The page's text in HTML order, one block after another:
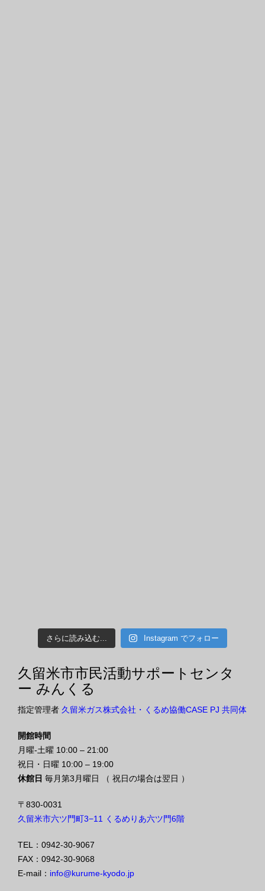
さらに読み込む... Instagram でフォロー
久留米市市民活動サポートセンタ
ー みんくる
指定管理者 久留米ガス株式会社・くるめ協働CASE PJ 共同体
開館時間
月曜-土曜 10:00 – 21:00
祝日・日曜 10:00 – 19:00
休館日 毎月第3月曜日 （ 祝日の場合は翌日 ）
〒830-0031
久留米市六ツ門町3−11 くるめりあ六ツ門6階
TEL：0942-30-9067
FAX：0942-30-9068
E-mail： info@kurume-kyodo.jp